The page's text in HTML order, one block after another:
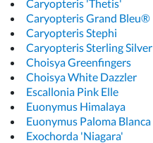
Caryopteris 'Thetis'
Caryopteris Grand Bleu®
Caryopteris Stephi
Caryopteris Sterling Silver
Choisya Greenfingers
Choisya White Dazzler
Escallonia Pink Elle
Euonymus Himalaya
Euonymus Paloma Blanca
Exochorda 'Niagara'